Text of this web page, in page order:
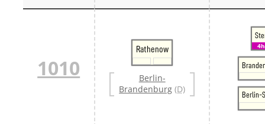
1010
Rathenow
Berlin-
Brandenburg (D)
4h
Berlin-